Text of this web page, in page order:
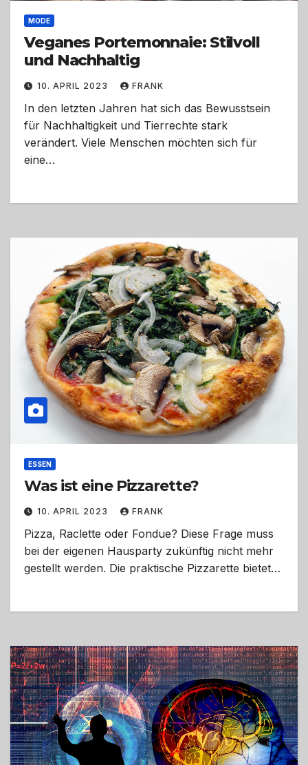
MODE
Veganes Portemonnaie: Stilvoll
und Nachhaltig
10. APRIL 2023 FRANK
In den letzten Jahren hat sich das Bewusstsein
für Nachhaltigkeit und Tierrechte stark
verändert. Viele Menschen möchten sich für
eine…
ESSEN
Was ist eine Pizzarette?
10. APRIL 2023 FRANK
Pizza, Raclette oder Fondue? Diese Frage muss
bei der eigenen Hausparty zukünftig nicht mehr
gestellt werden. Die praktische Pizzarette bietet…